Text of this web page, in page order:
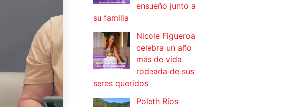
ensueño junto a
su familia
Nicole Figueroa
celebra un año
más de vida
rodeada de sus
seres queridos
Poleth Ríos